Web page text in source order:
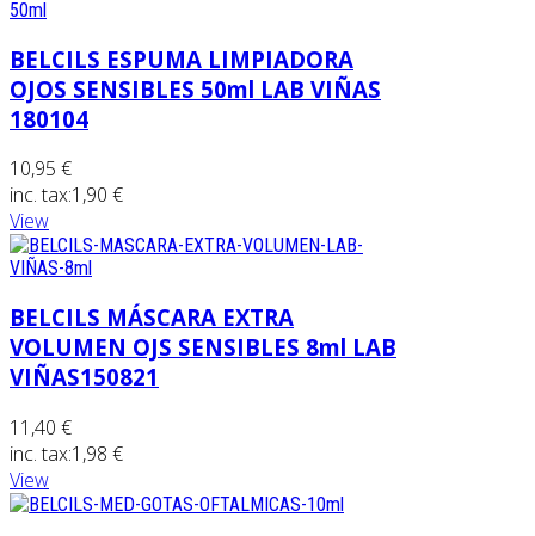
BELCILS ESPUMA LIMPIADORA
OJOS SENSIBLES 50ml LAB VIÑAS
180104
10,95 €
inc. tax:1,90 €
View
BELCILS MÁSCARA EXTRA
VOLUMEN OJS SENSIBLES 8ml LAB
VIÑAS150821
11,40 €
inc. tax:1,98 €
View